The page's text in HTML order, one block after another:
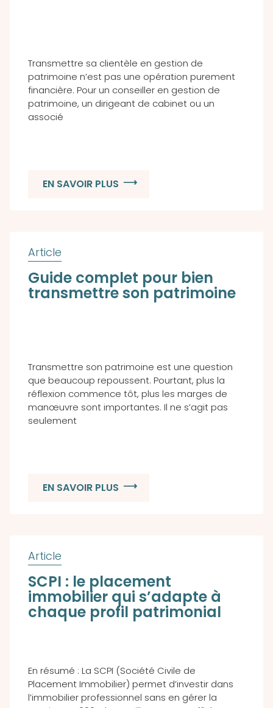
Transmettre sa clientèle en gestion de
patrimoine n’est pas une opération purement
financière. Pour un conseiller en gestion de
patrimoine, un dirigeant de cabinet ou un
associé
EN SAVOIR PLUS
Guide complet pour bien
transmettre son patrimoine
Transmettre son patrimoine est une question
que beaucoup repoussent. Pourtant, plus la
réflexion commence tôt, plus les marges de
manœuvre sont importantes. Il ne s’agit pas
seulement
EN SAVOIR PLUS
SCPI : le placement
immobilier qui s’adapte à
chaque profil patrimonial
En résumé : La SCPI (Société Civile de
Placement Immobilier) permet d’investir dans
l’immobilier professionnel sans en gérer la